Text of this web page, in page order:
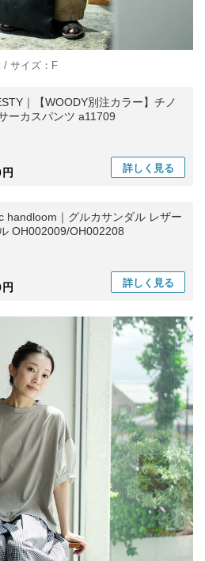
/ サイズ：F
｜【WOODY別注カラー】チノ
ーカスパンツ a11709
詳しく 見る
handloom｜グルカサンダル レザー
OH002009/OH002208
詳しく 見る